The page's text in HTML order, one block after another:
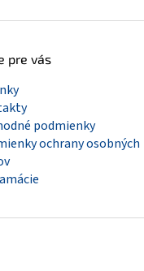
pre vás
podmienky
ochrany osobných